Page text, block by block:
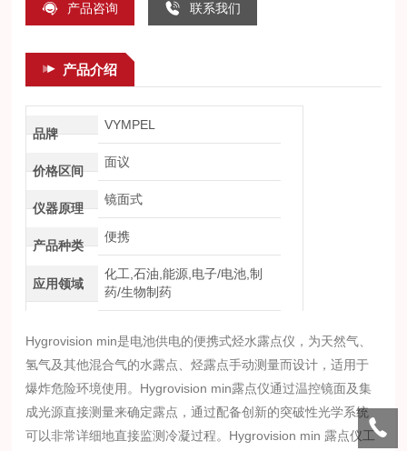
产品咨询 联系我们
产品介绍
品牌
VYMPEL
价格区间
面议
仪器原理
镜面式
产品种类
便携
应用领域
化工,石油,能源,电子/电池,制
药/生物制药
Hygrovision min是电池供电的便携式烃水露点仪，为天然气、
氢气及其他混合气的水露点、烃露点手动测量而设计，适用于
爆炸危险环境使用。 Hygrovision min露点仪通过温控镜面及集
成光源直接测量来确定露点，通过配备创新的突破性光学系统
可以非常详细地直接监测冷凝过程。 Hygrovision min 露点仪工